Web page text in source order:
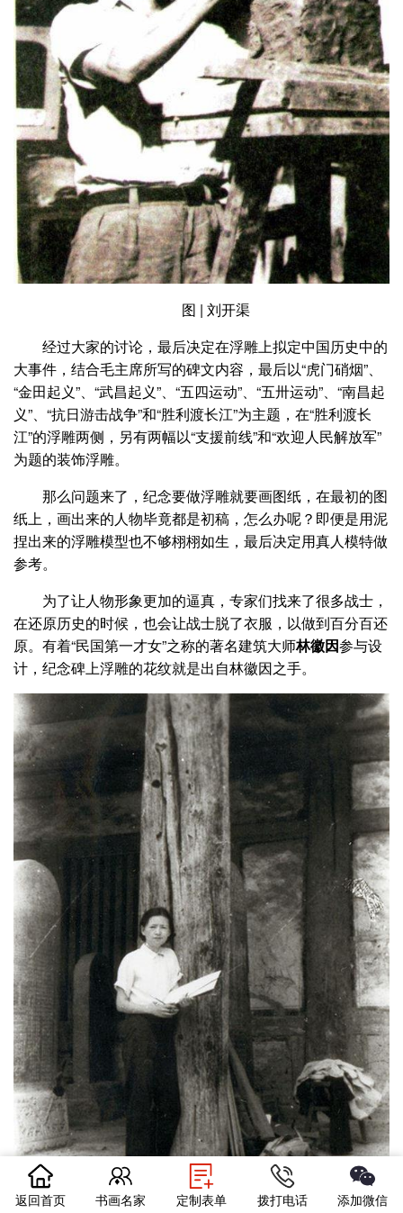
图 | 刘开渠
经过大家的讨论，最后决定在浮雕上拟定中国历史中的
大事件，结合毛主席所写的碑文内容，最后以“虎门硝烟”、
“金田起义”、“武昌起义”、“五四运动”、“五卅运动”、“南昌起
义”、“抗日游击战争”和“胜利渡长江”为主题，在“胜利渡长
江”的浮雕两侧，另有两幅以“支援前线”和“欢迎人民解放军”
为题的装饰浮雕。
那么问题来了，纪念要做浮雕就要画图纸，在最初的图
纸上，画出来的人物毕竟都是初稿，怎么办呢？即便是用泥
捏出来的浮雕模型也不够栩栩如生，最后决定用真人模特做
参考。
为了让人物形象更加的逼真，专家们找来了很多战士，
在还原历史的时候，也会让战士脱了衣服，以做到百分百还
原。有着“民国第一才女”之称的著名建筑大师林徽因参与设
计，纪念碑上浮雕的花纹就是出自林徽因之手。
返回首页 书画名家 定制表单 拨打电话 添加微信